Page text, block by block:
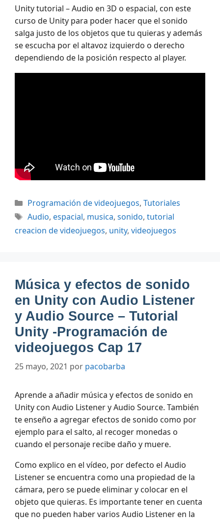
Unity tutorial – Audio en 3D o espacial, con este
curso de Unity para poder hacer que el sonido
salga justo de los objetos que tu quieras y además
se escucha por el altavoz izquierdo o derecho
dependiendo de la posición respecto al player.
Categorías
Programación de videojuegos, Tutoriales
Etiquetas
Audio, espacial, musica, sonido, tutorial
creacion de videojuegos, unity, videojuegos
Música y efectos de sonido
en Unity con Audio Listener
y Audio Source – Tutorial
Unity -Programación de
videojuegos Cap 17
25 mayo, 2021 por pacobarba
Aprende a añadir música y efectos de sonido en
Unity con Audio Listener y Audio Source. También
te enseño a agregar efectos de sonido como por
ejemplo para el salto, al recoger monedas o
cuando el personaje recibe daño y muere.
Como explico en el vídeo, por defecto el Audio
Listener se encuentra como una propiedad de la
cámara, pero se puede eliminar y colocar en el
objeto que quieras. Es importante tener en cuenta
que no pueden haber varios Audio Listener en la